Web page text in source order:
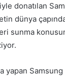
donatılan
dünya
sunma
yapan